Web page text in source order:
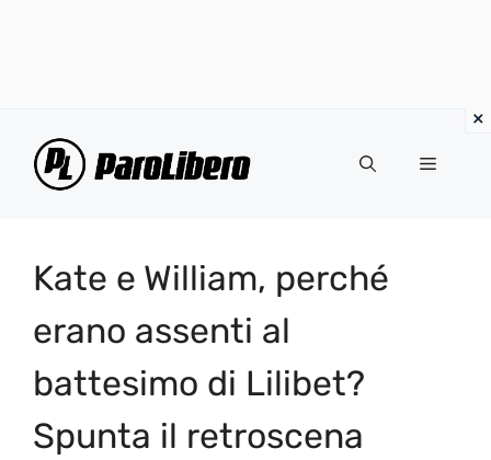
Menu
Kate e William, perché
erano assenti al
battesimo di Lilibet?
Spunta il retroscena